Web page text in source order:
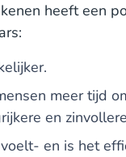
heeft een
meer tijd
en
en is het